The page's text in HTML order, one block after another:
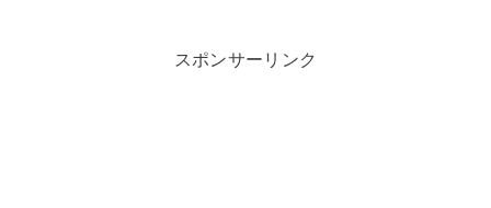
スポンサーリンク